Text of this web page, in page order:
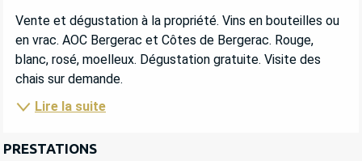
DESCRIPTION
Vente et dégustation à la propriété. Vins en bouteilles ou
en vrac. AOC Bergerac et Côtes de Bergerac. Rouge,
blanc, rosé, moelleux. Dégustation gratuite. Visite des
chais sur demande.
Lire la suite
PRESTATIONS